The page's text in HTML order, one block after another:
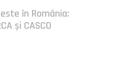
în România:
și CASCO